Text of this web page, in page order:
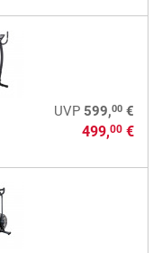
UVP 599,00€
499,00€